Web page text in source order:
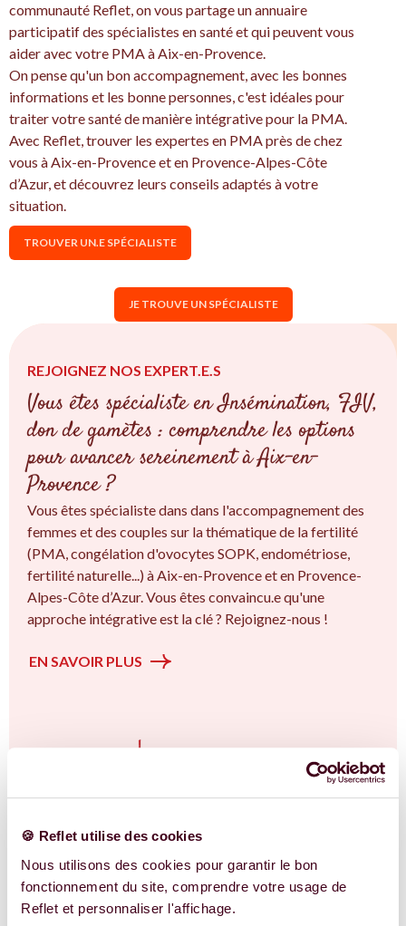
🍪 Reflet utilise des cookies
Nous utilisons des cookies pour garantir le bon
fonctionnement du site, comprendre votre usage de
Reflet et personnaliser l'affichage.
communauté Reflet, on vous partage un annuaire
participatif des spécialistes en santé et qui peuvent vous
aider avec votre PMA à Aix-en-Provence.
On pense qu'un bon accompagnement, avec les bonnes
informations et les bonne personnes, c'est idéales pour
traiter votre santé de manière intégrative pour la PMA.
Avec Reflet, trouver les expertes en PMA près de chez
vous à Aix-en-Provence et en Provence-Alpes-Côte
d’Azur, et découvrez leurs conseils adaptés à votre
situation.
TROUVER UN.E SPÉCIALISTE
JE TROUVE UN SPÉCIALISTE
REJOIGNEZ NOS EXPERT.E.S
Vous êtes spécialiste en Insémination, FIV,
don de gamètes : comprendre les options
pour avancer sereinement à Aix-en-
Provence ?
Vous êtes spécialiste dans dans l'accompagnement des
femmes et des couples sur la thématique de la fertilité
(PMA, congélation d'ovocytes SOPK, endométriose,
fertilité naturelle...) à Aix-en-Provence et en Provence-
Alpes-Côte d’Azur. Vous êtes convaincu.e qu'une
approche intégrative est la clé ? Rejoignez-nous !
EN SAVOIR PLUS